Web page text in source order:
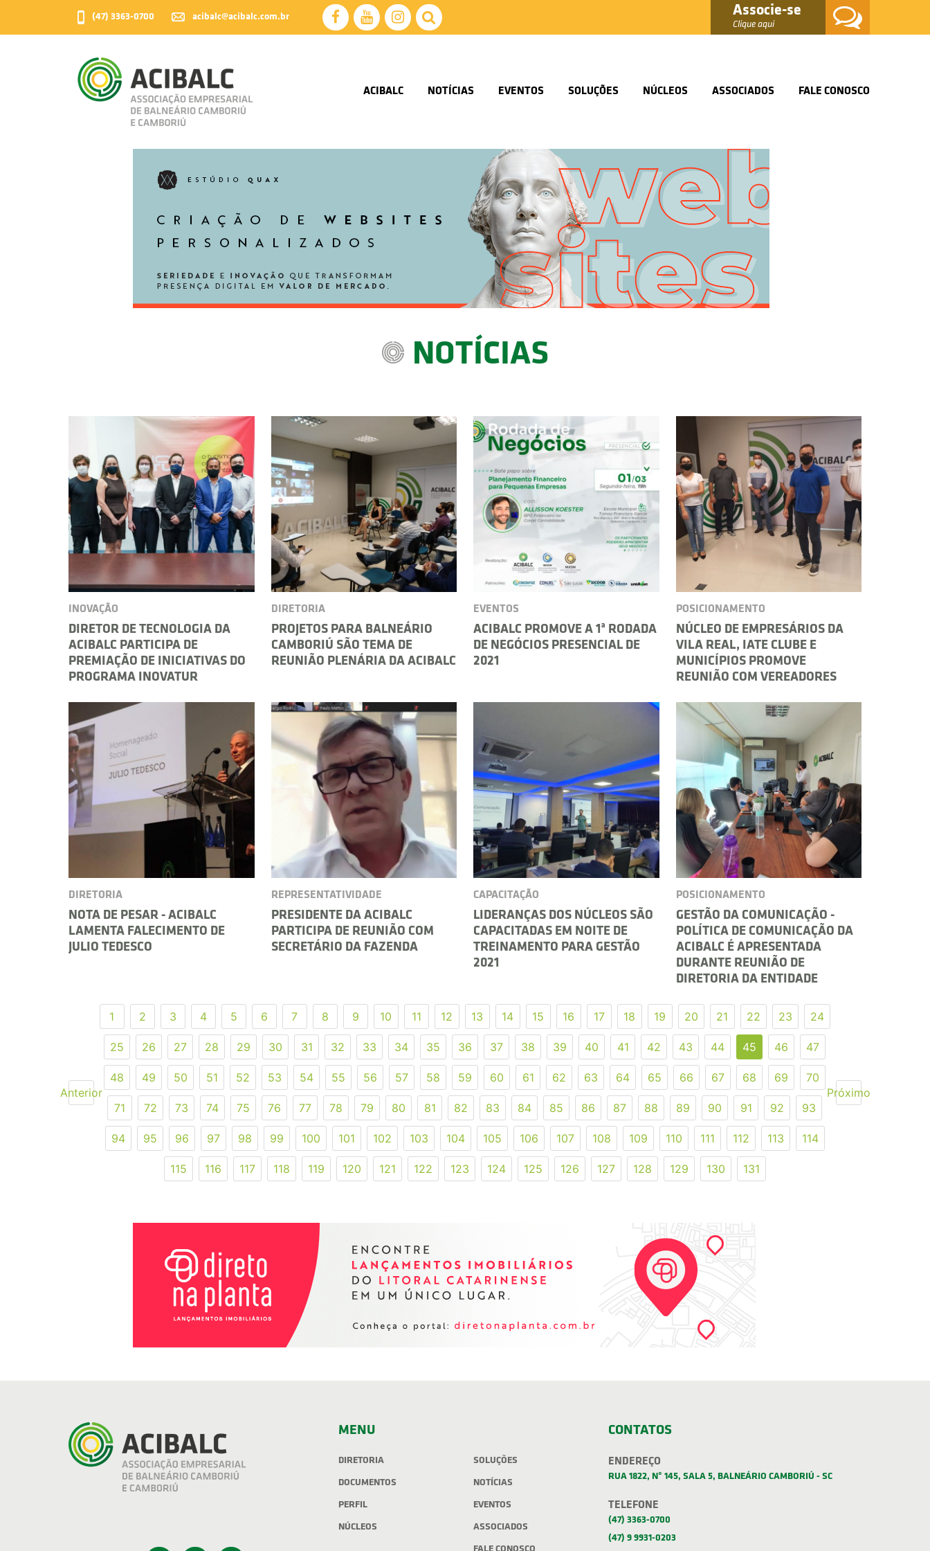
(47) 3363-0700 acibalc@acibalc.com.br Associe-se
Clique aqui
ACIBALC NOTÍCIAS EVENTOS SOLUÇÕES NÚCLEOS ASSOCIADOS FALE CONOSCO
NOTÍCIAS
INOVAÇÃO
DIRETOR DE TECNOLOGIA DA
ACIBALC PARTICIPA DE
PREMIAÇÃO DE INICIATIVAS DO
PROGRAMA INOVATUR
DIRETORIA
PROJETOS PARA BALNEÁRIO
CAMBORIÚ SÃO TEMA DE
REUNIÃO PLENÁRIA DA ACIBALC
EVENTOS
ACIBALC PROMOVE A 1ª RODADA
DE NEGÓCIOS PRESENCIAL DE
2021
POSICIONAMENTO
NÚCLEO DE EMPRESÁRIOS DA
VILA REAL, IATE CLUBE E
MUNICÍPIOS PROMOVE
REUNIÃO COM VEREADORES
DIRETORIA
NOTA DE PESAR - ACIBALC
LAMENTA FALECIMENTO DE
JULIO TEDESCO
REPRESENTATIVIDADE
PRESIDENTE DA ACIBALC
PARTICIPA DE REUNIÃO COM
SECRETÁRIO DA FAZENDA
CAPACITAÇÃO
LIDERANÇAS DOS NÚCLEOS SÃO
CAPACITADAS EM NOITE DE
TREINAMENTO PARA GESTÃO
2021
POSICIONAMENTO
GESTÃO DA COMUNICAÇÃO -
POLÍTICA DE COMUNICAÇÃO DA
ACIBALC É APRESENTADA
DURANTE REUNIÃO DE
DIRETORIA DA ENTIDADE
Anterior Próximo
1 2 3 4 5 6 7 8 9 10 11 12 13 14 15 16 17 18 19 20 21 22 23 24
25 26 27 28 29 30 31 32 33 34 35 36 37 38 39 40 41 42 43 44 45 46 47
48 49 50 51 52 53 54 55 56 57 58 59 60 61 62 63 64 65 66 67 68 69 70
71 72 73 74 75 76 77 78 79 80 81 82 83 84 85 86 87 88 89 90 91 92 93
94 95 96 97 98 99 100 101 102 103 104 105 106 107 108 109 110 111 112 113 114
115 116 117 118 119 120 121 122 123 124 125 126 127 128 129 130 131
MENU
DIRETORIA
DOCUMENTOS
PERFIL
NÚCLEOS
SOLUÇÕES
NOTÍCIAS
EVENTOS
ASSOCIADOS
FALE CONOSCO
CONTATOS
ENDEREÇO
RUA 1822, Nº 145, SALA 5, BALNEÁRIO CAMBORIÚ - SC
TELEFONE
(47) 3363-0700
(47) 9 9931-0203